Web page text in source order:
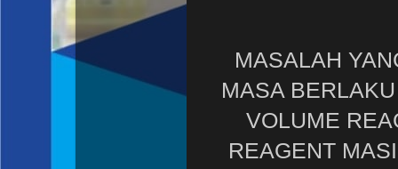
MASALAH
MASA
VOLUME
REAGENT